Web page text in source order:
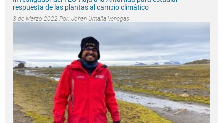
respuesta de las plantas al cambio climático
3 de Marzo 2022 Por: Johan Umaña Venegas